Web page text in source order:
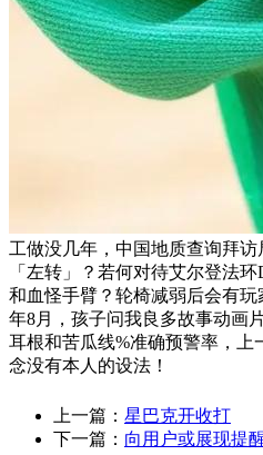
工做没几年，中国地质查询拜
「左转」？若何对待艾尔登法
和血怪手臂？轮椅减弱后会有
年8月，孩子问我良多故事动画
耳根和苦瓜线%准确预警率，
念没有本人的设法！
上一篇： 星巴克开收打
下一篇： 向用户或展现提